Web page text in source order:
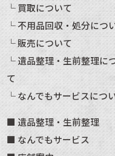
買取について
不用品回収・処分につ
販売について
遺品整理・生前整理に
て
なんでもサービスにつ
遺品整理・生前整理
なんでもサービス